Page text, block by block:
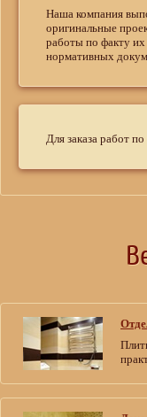
Наша компания
оригинальные
работы по факту их
нормативных
Для заказа работ